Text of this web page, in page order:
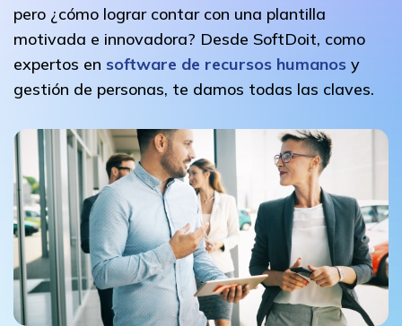
pero ¿cómo lograr contar con una plantilla
motivada e innovadora? Desde SoftDoit, como
expertos en software de recursos humanos y
gestión de personas, te damos todas las claves.